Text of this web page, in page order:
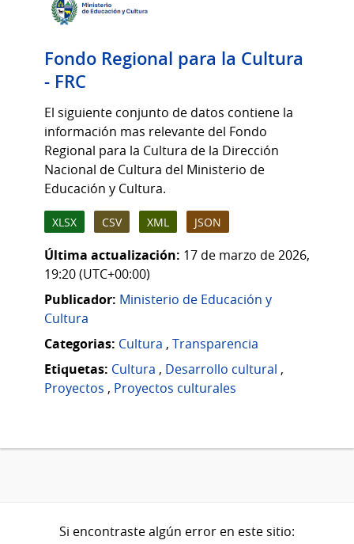
Fondo Regional para la Cultura
- FRC
El siguiente conjunto de datos contiene la
información mas relevante del Fondo
Regional para la Cultura de la Dirección
Nacional de Cultura del Ministerio de
Educación y Cultura.
XLSX CSV XML JSON
Última actualización: 17 de marzo de 2026,
19:20 (UTC+00:00)
Publicador: Ministerio de Educación y
Cultura
Categorias: Cultura , Transparencia
Etiquetas: Cultura , Desarrollo cultural ,
Proyectos , Proyectos culturales
Si encontraste algún error en este sitio: